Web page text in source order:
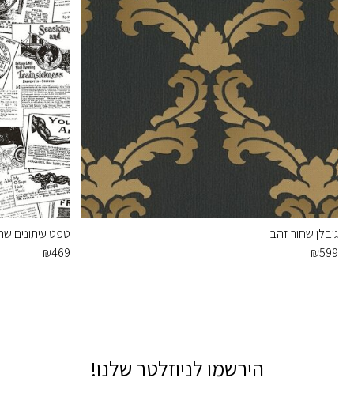
גובלן שחור זהב
₪599
טפט עיתונים
₪469
הירשמו לניוזלטר שלנו!